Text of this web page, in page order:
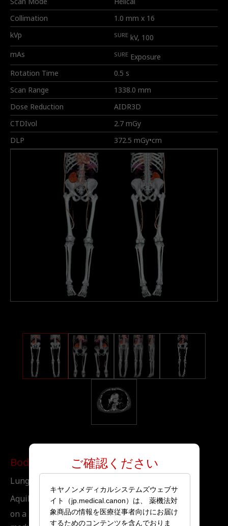
Collimation
1.0 mm x 16
kVp
SURE kV, 100
mAs
SURE Exposure
Rotation Time
0.5 s
Scan Range
1338.0 mm
Dose Reduction
AIDR3D
CTDIvol
2.7 mGy
DLP
372.5 mGy•cm
Body
Lung CT, CTDI 1.3 mGy
Aquilion Lightning A Lung CT was performed
on a 70-year-old maleSUREExposure, mA
ご確認ください
キヤノンメディカルシステムズウェブサ
イト（jp.medical.canon）は、 薬機法対
象商品の情報を医療従事者向けにお届け
するためのコンテンツを含んでおりま